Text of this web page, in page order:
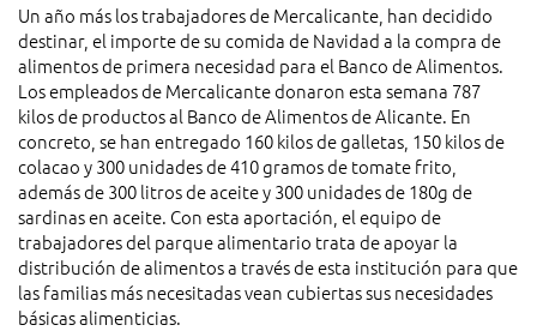
Un año más los trabajadores de Mercalicante, han decidido
destinar, el importe de su comida de Navidad a la compra de
alimentos de primera necesidad para el Banco de Alimentos.
Los empleados de Mercalicante donaron esta semana 787
kilos de productos al Banco de Alimentos de Alicante. En
concreto, se han entregado 160 kilos de galletas, 150 kilos de
colacao y 300 unidades de 410 gramos de tomate frito,
además de 300 litros de aceite y 300 unidades de 180g de
sardinas en aceite. Con esta aportación, el equipo de
trabajadores del parque alimentario trata de apoyar la
distribución de alimentos a través de esta institución para que
las familias más necesitadas vean cubiertas sus necesidades
básicas alimenticias.